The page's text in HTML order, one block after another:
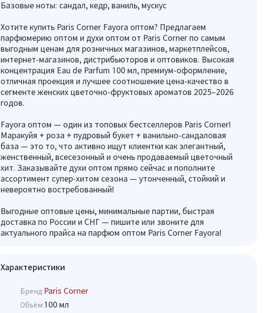
Базовые ноты: сандал, кедр, ваниль, мускус
Хотите купить Paris Corner Fayora оптом? Предлагаем
парфюмерию оптом и духи оптом от Paris Corner по самым
выгодным ценам для розничных магазинов, маркетплейсов,
интернет-магазинов, дистрибьюторов и оптовиков. Высокая
концентрация Eau de Parfum 100 мл, премиум-оформление,
отличная проекция и лучшее соотношение цена-качество в
сегменте женских цветочно-фруктовых ароматов 2025–2026
годов.
Fayora оптом — один из топовых бестселлеров Paris Corner!
Маракуйя + роза + пудровый букет + ванильно-сандаловая
база — это то, что активно ищут клиентки как элегантный,
женственный, всесезонный и очень продаваемый цветочный
хит. Заказывайте духи оптом прямо сейчас и пополните
ассортимент супер-хитом сезона — утонченный, стойкий и
невероятно востребованный!
Выгодные оптовые цены, минимальные партии, быстрая
доставка по России и СНГ — пишите или звоните для
актуального прайса на парфюм оптом Paris Corner Fayora!
Характеристики
Бренд:Paris Corner
Объём:100 мл